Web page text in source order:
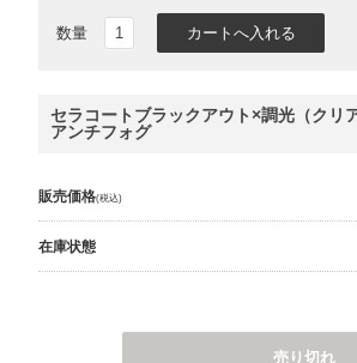
数量
セラコートブラックアウト×調光（クリ
アンチフォグ
販売価格(税込)
在庫状態
売り切れ